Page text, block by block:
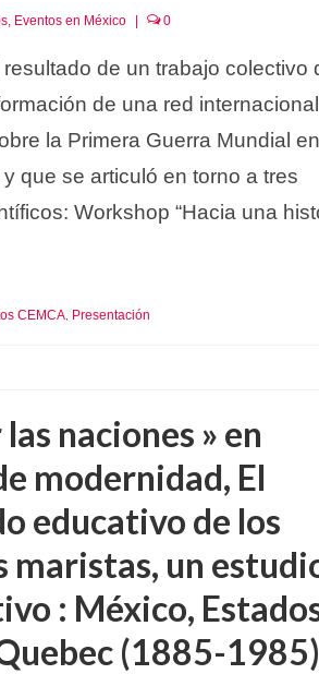
, Eventos en México | 0
de un trabajo colectivo
de una red
la Primera Guerra Mundial en
que se articuló en torno a tres
Workshop “Hacia una
CEMCA, Presentación
naciones » en
modernidad, El
educativo de los
maristas, un
: México,
(1885-1985)